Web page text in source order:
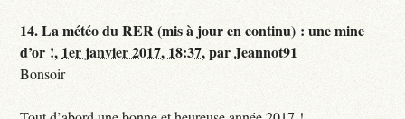
14.La météo du RER (mis à jour en continu) : une mine
d’or !, 1er janvier 2017, 18:37,parJeannot91
Bonsoir